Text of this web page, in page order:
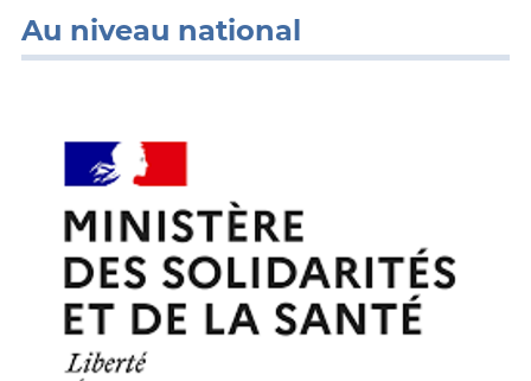
Au niveau national